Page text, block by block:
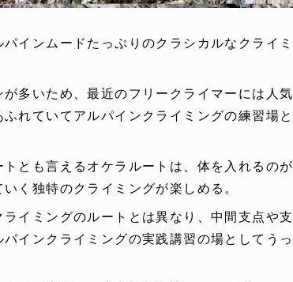
インムードたっぷりのクラシカルなクライミ
多いため、最近のフリークライマーには人気
れていてアルパインクライミングの練習場と
とも言えるオケラルートは、体を入れるのが
く独特のクライミングが楽しめる。
イミングのルートとは異なり、中間支点や支
インクライミングの実践講習の場としてうっ